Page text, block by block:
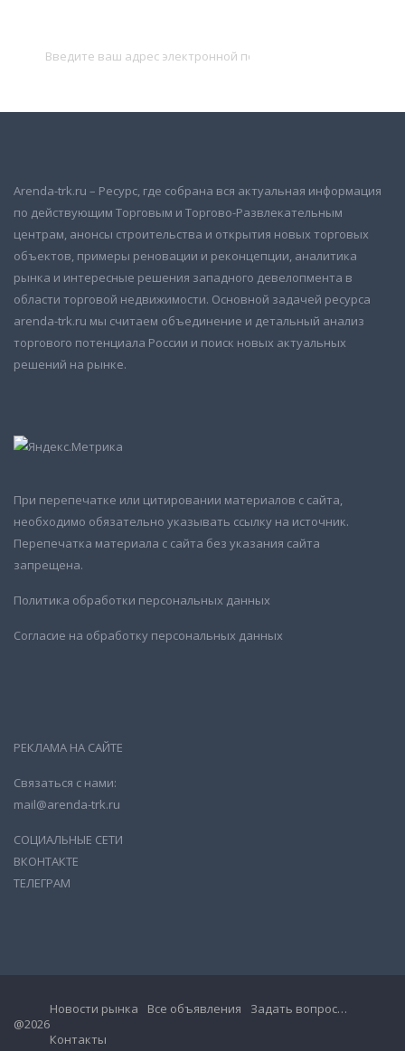
Arenda-trk.ru – Ресурс, где собрана вся актуальная информация
по действующим Торговым и Торгово-Развлекательным
центрам, анонсы строительства и открытия новых торговых
объектов, примеры реновации и реконцепции, аналитика
рынка и интересные решения западного девелопмента в
области торговой недвижимости. Основной задачей ресурса
arenda-trk.ru мы считаем объединение и детальный анализ
торгового потенциала России и поиск новых актуальных
решений на рынке.
При перепечатке или цитировании материалов с сайта,
необходимо обязательно указывать ссылку на источник.
Перепечатка материала с сайта без указания сайта
запрещена.
Политика обработки персональных данных
Согласие на обработку персональных данных
РЕКЛАМА НА САЙТЕ
Связаться с нами:
mail@arenda-trk.ru
СОЦИАЛЬНЫЕ СЕТИ
ВКОНТАКТЕ
ТЕЛЕГРАМ
@2026
Новости рынка Все объявления
Задать вопрос…
Контакты